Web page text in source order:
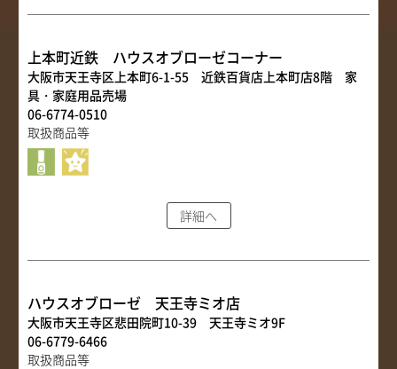
上本町近鉄 ハウスオブローゼコーナー
大阪市天王寺区上本町6-1-55 近鉄百貨店上本町店8階 家
具・家庭用品売場
06-6774-0510
取扱商品等
詳細へ
ハウスオブローゼ 天王寺ミオ店
大阪市天王寺区悲田院町10-39 天王寺ミオ9F
06-6779-6466
取扱商品等